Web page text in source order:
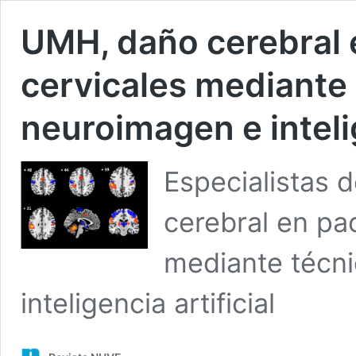
UMH, daño
cervicales
neuroimagen e
Especialistas
cerebral en
mediante
inteligencia artificial